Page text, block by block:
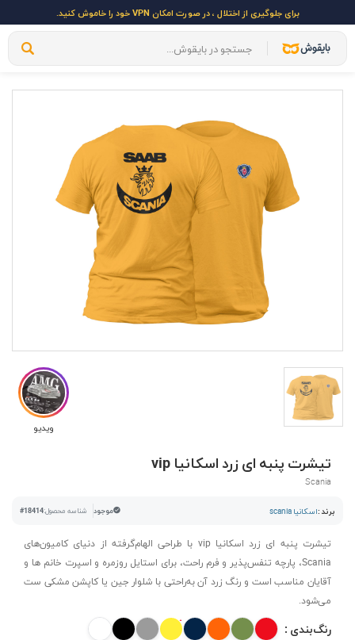
برای جلوگیری از اختلال ، در صورت امکان VPN خود را خاموش کنید.
ویدیو
تیشرت پنبه ای زرد اسکانیا vip
Scania
برند :اسکانیا scania موجود شناسه محصول:#18414
تیشرت پنبه ای زرد اسکانیا vip با طراحی الهام‌گرفته از دنیای کامیون‌های
Scania، پارچه تنفس‌پذیر و فرم راحت، برای استایل روزمره و اسپرت خانم ها و
آقایان مناسب است و رنگ زرد آن به‌راحتی با شلوار جین یا کاپشن مشکی ست
می‌شود.
رنگ‌بندی :